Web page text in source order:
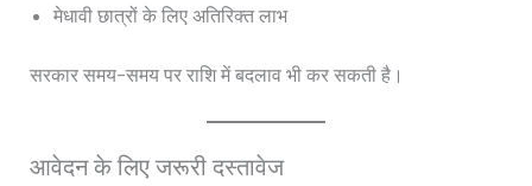
मेधावी छात्रों के लिए अतिरिक्त लाभ
सरकार समय-समय पर राशि में बदलाव भी कर सकती है।
आवेदन के लिए जरूरी दस्तावेज